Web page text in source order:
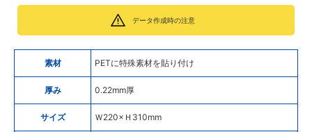
データ作成時の注意
素材 PETに特殊素材を貼り付け
厚み 0.22mm厚
サイズ Ｗ220×Ｈ310mm